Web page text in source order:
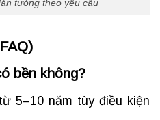
tường theo yêu cầu
bền không?
5–10 năm tùy điều kiện